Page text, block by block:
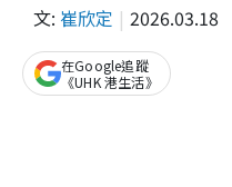
文: 崔欣定 2026.03.18
在Google追蹤
《UHK 港生活》